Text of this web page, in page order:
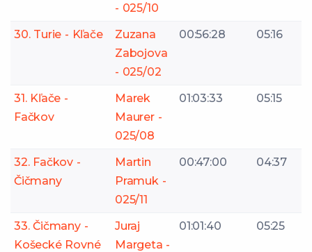
- 025/10
30. Turie - Kľače
Zuzana
Zabojova
- 025/02
00:56:28 05:16
31. Kľače -
Fačkov
Marek
Maurer -
025/08
01:03:33 05:15
32. Fačkov -
Čičmany
Martin
Pramuk -
025/11
00:47:00 04:37
33. Čičmany -
Košecké Rovné
Juraj
Margeta -
01:01:40 05:25